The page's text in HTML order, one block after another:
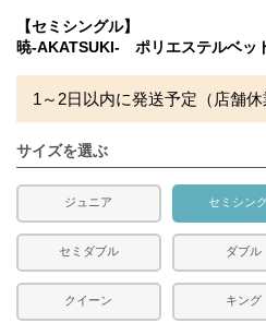
送料 無料
備考
・タンブラー乾燥機の
・洗濯ネットをご使用
・配達日指定ＯＫ！
合があります。
※できる限り実際の色
が、閲覧環境により誤
承ください。
【セミシングル】
暁-AKATSUKI- ポリエステルベッ
1～2日以内に発送予定（店舗休
サイズを選ぶ
ジュニア セミシン
セミダブル ダブル
クイーン キング